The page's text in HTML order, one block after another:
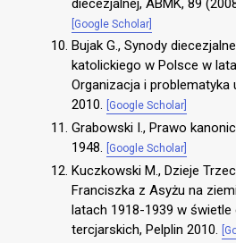
[Google Scholar]
Bujak G., Synody
katolickiego w Polsce w
Organizacja i problematyka
2010.
[Google Scholar]
Grabowski I., Prawo
1948.
[Google Scholar]
Kuczkowski M., Dzieje
Franciszka z Asyżu na
latach 1918-1939 w
tercjarskich, Pelplin 2010.